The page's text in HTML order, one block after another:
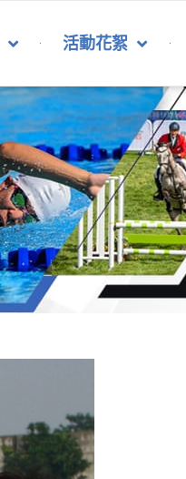
活動花絮